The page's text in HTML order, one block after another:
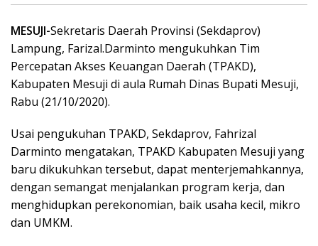
MESUJI-Sekretaris Daerah Provinsi (Sekdaprov)
Lampung, Farizal.Darminto mengukuhkan Tim
Percepatan Akses Keuangan Daerah (TPAKD),
Kabupaten Mesuji di aula Rumah Dinas Bupati Mesuji,
Rabu (21/10/2020).
Usai pengukuhan TPAKD, Sekdaprov, Fahrizal
Darminto mengatakan, TPAKD Kabupaten Mesuji yang
baru dikukuhkan tersebut, dapat menterjemahkannya,
dengan semangat menjalankan program kerja, dan
menghidupkan perekonomian, baik usaha kecil, mikro
dan UMKM.